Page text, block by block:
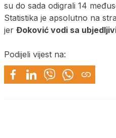
su do sada odigrali 14
Statistika je apsolutno na
jer Đoković vodi sa
Podijeli vijest na: